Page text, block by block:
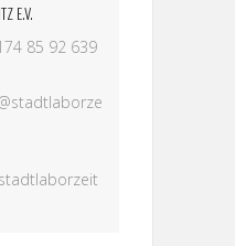
E.V.
85 92 639